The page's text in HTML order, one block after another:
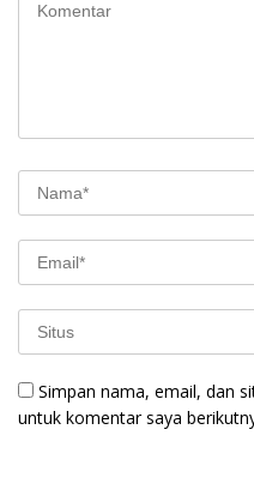
Simpan nama, email, dan
untuk komentar saya